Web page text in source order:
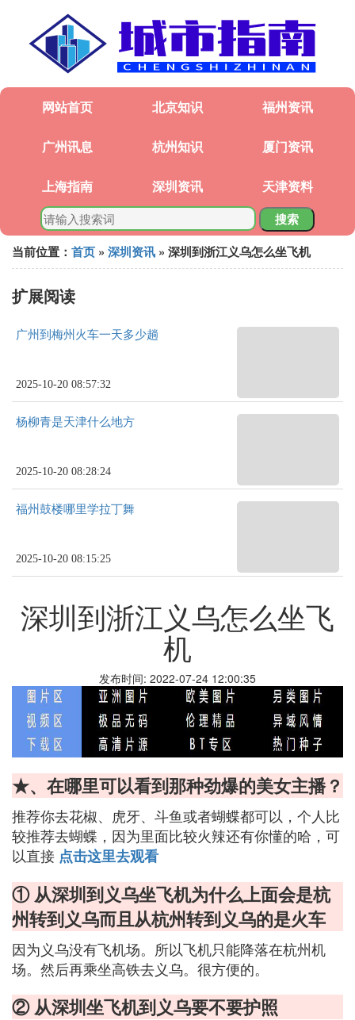
网站首页 北京知识 福州资讯
广州讯息 杭州知识 厦门资讯
上海指南 深圳资讯 天津资料
搜索
当前位置： 首页 » 深圳资讯 » 深圳到浙江义乌怎么坐飞机
扩展阅读
广州到梅州火车一天多少趟
2025-10-20 08:57:32
杨柳青是天津什么地方
2025-10-20 08:28:24
福州鼓楼哪里学拉丁舞
2025-10-20 08:15:25
深圳到浙江义乌怎么坐飞
机
发布时间: 2022-07-24 12:00:35
★、在哪里可以看到那种劲爆的美女主播？
推荐你去花椒、虎牙、斗鱼或者蝴蝶都可以，个人比
较推荐去蝴蝶，因为里面比较火辣还有你懂的哈，可
以直接 点击这里去观看
① 从深圳到义乌坐飞机为什么上面会是杭
州转到义乌而且从杭州转到义乌的是火车
因为义乌没有飞机场。所以飞机只能降落在杭州机
场。然后再乘坐高铁去义乌。很方便的。
② 从深圳坐飞机到义乌要不要护照